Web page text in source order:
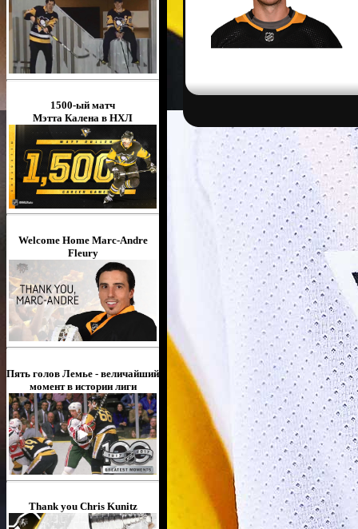
1500-ый матч
Мэтта Калена в НХЛ
Welcome Home Marc-Andre
Fleury
Пять голов Лемье - величайший
момент в истории лиги
Thank you Chris Kunitz